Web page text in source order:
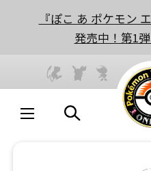
『ぽこ あ ポケモン
発売中！第1